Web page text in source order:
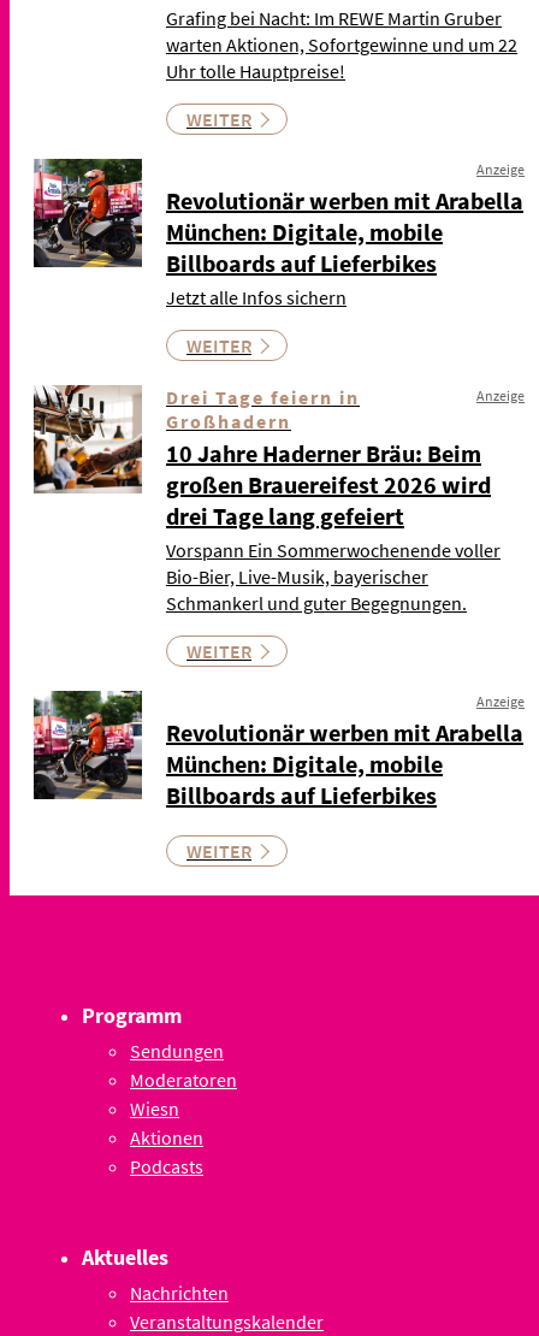
Grafing bei Nacht: Im REWE Martin Gruber
warten Aktionen, Sofortgewinne und um 22
Uhr tolle Hauptpreise!
WEITER
Anzeige
Revolutionär werben mit Arabella
München: Digitale, mobile
Billboards auf Lieferbikes
Jetzt alle Infos sichern
WEITER
Drei Tage feiern in
Großhadern
Anzeige
10 Jahre Haderner Bräu: Beim
großen Brauereifest 2026 wird
drei Tage lang gefeiert
Vorspann Ein Sommerwochenende voller
Bio-Bier, Live-Musik, bayerischer
Schmankerl und guter Begegnungen.
WEITER
Anzeige
Revolutionär werben mit Arabella
München: Digitale, mobile
Billboards auf Lieferbikes
WEITER
Programm
Sendungen
Moderatoren
Wiesn
Aktionen
Podcasts
Aktuelles
Nachrichten
Veranstaltungskalender